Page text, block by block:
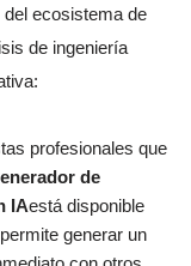
ecosistema de
de ingeniería
profesionales que
de
IAestá disponible
generar un